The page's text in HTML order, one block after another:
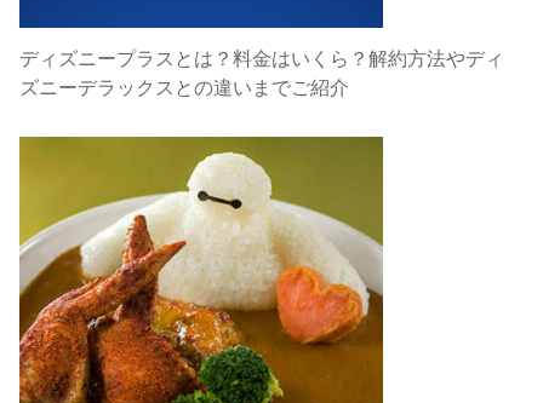
ディズニープラスとは？料金はいくら？解約方法やディ
ズニーデラックスとの違いまでご紹介